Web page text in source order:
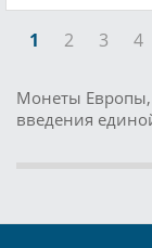
1 2 3 4
Монеты Европы,
введения